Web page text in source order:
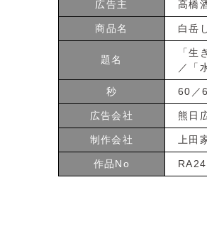
広告主 高橋
商品名 白岳
題名
「
／「
秒 60／
広告会社 熊日
制作会社 上田
作品No